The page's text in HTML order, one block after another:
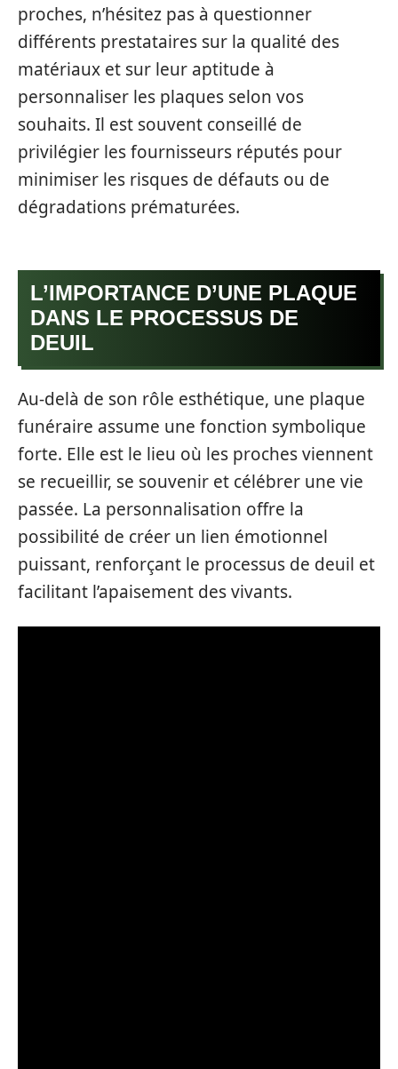
proches, n’hésitez pas à questionner
différents prestataires sur la qualité des
matériaux et sur leur aptitude à
personnaliser les plaques selon vos
souhaits. Il est souvent conseillé de
privilégier les fournisseurs réputés pour
minimiser les risques de défauts ou de
dégradations prématurées.
L’IMPORTANCE D’UNE PLAQUE
DANS LE PROCESSUS DE
DEUIL
Au-delà de son rôle esthétique, une plaque
funéraire assume une fonction symbolique
forte. Elle est le lieu où les proches viennent
se recueillir, se souvenir et célébrer une vie
passée. La personnalisation offre la
possibilité de créer un lien émotionnel
puissant, renforçant le processus de deuil et
facilitant l’apaisement des vivants.